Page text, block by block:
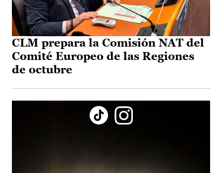
CLM prepara la Comisión NAT del
Comité Europeo de las Regiones
de octubre